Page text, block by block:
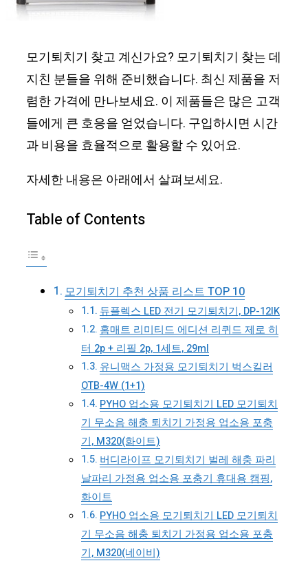
모기퇴치기 찾고 계신가요? 모기퇴치기 찾는 데
지친 분들을 위해 준비했습니다. 최신 제품을 저
렴한 가격에 만나보세요. 이 제품들은 많은 고객
들에게 큰 호응을 얻었습니다. 구입하시면 시간
과 비용을 효율적으로 활용할 수 있어요.
자세한 내용은 아래에서 살펴보세요.
Table of Contents
모기퇴치기 추천 상품 리스트 TOP 10
듀플렉스 LED 전기 모기퇴치기, DP-12IK
홈매트 리미티드 에디션 리퀴드 제로 히
터 2p + 리필 2p, 1세트, 29ml
유니맥스 가정용 모기퇴치기 벅스킬러
OTB-4W (1+1)
PYHO 업소용 모기퇴치기 LED 모기퇴치
기 무소음 해충 퇴치기 가정용 업소용 포충
기, M320(화이트)
버디라이프 모기퇴치기 벌레 해충 파리
날파리 가정용 업소용 포충기 휴대용 캠핑,
화이트
PYHO 업소용 모기퇴치기 LED 모기퇴치
기 무소음 해충 퇴치기 가정용 업소용 포충
기, M320(네이비)